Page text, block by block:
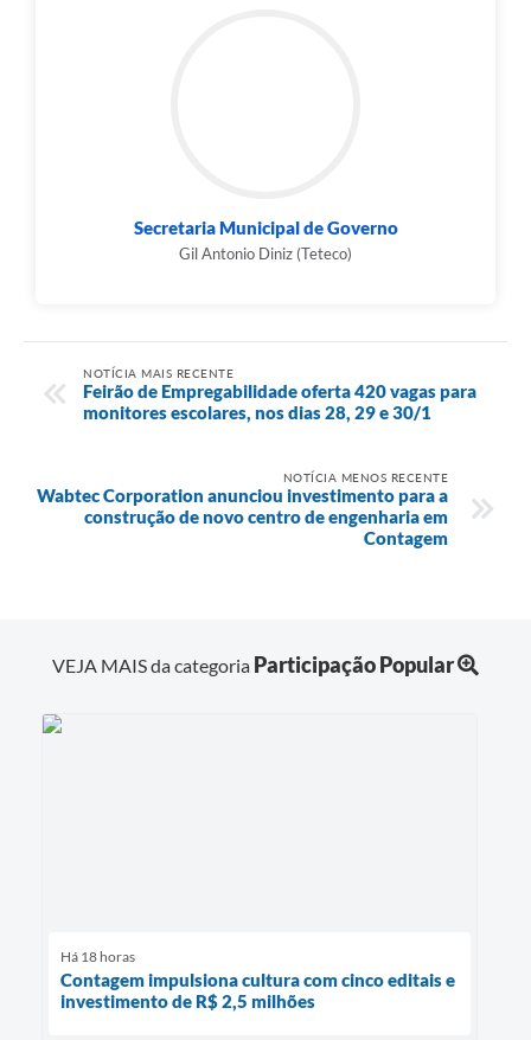
Secretaria Municipal de Governo
Gil Antonio Diniz (Teteco)
NOTÍCIA MAIS RECENTE
Feirão de Empregabilidade oferta 420 vagas para
monitores escolares, nos dias 28, 29 e 30/1
NOTÍCIA MENOS RECENTE
Wabtec Corporation anunciou investimento para a
construção de novo centro de engenharia em
Contagem
VEJA MAIS da categoria Participação Popular
Há 18 horas
Contagem impulsiona cultura com cinco editais e
investimento de R$ 2,5 milhões